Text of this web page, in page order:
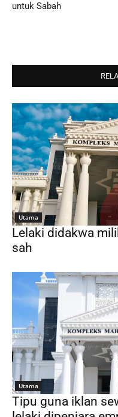
untuk Sabah
Utama
Lelaki didakwa
sah
Utama
Tipu guna iklan